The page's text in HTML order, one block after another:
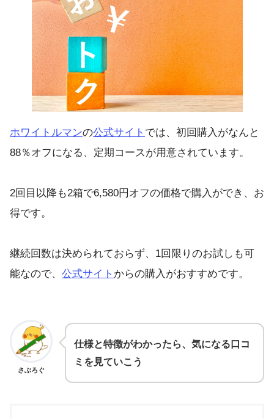
ホワイトルマンの公式サイト では、初回購入がなんと
88％オフになる、定期コースが用意されています。
2回目以降も2箱で6,580円オフの価格で購入ができ、お
得です。
継続回数は決められておらず、1回限りのお試しも可
能なので、 公式サイト からの購入がおすすめです。
さぶろぐ
仕様と特徴がわかったら、気になる口コ
ミを見ていこう